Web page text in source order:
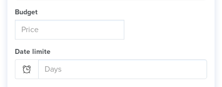
Budget
Date limite